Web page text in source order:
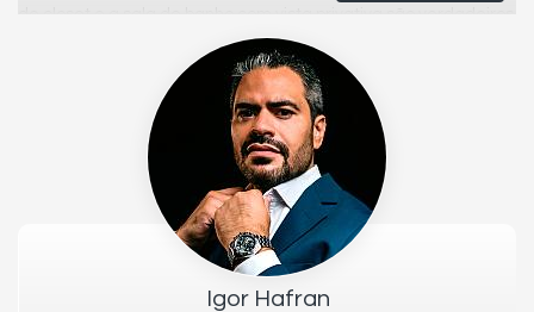
de closet e a sala de banho com vista privativa são verdadeiros
refúgios de tranquilidade, enquanto o quarto do casal com
terraço oferece um espaço perfeito para relaxar e apreciar a
vista. Com uma iluminação natural em todos os ambientes, piso
porcelanato e mármore em todos os banheiros, este
apartamento é simplesmente deslumbrante. E não para por aí -
o lazer do condomínio conta com piscina aquecida,
brinquedoteca, academia, espaço mulher, sauna e um belo
jardim. Agende sua visita hoje mesmo e descubra como é viver
no auge do luxo e do conforto!
Igor Hafran